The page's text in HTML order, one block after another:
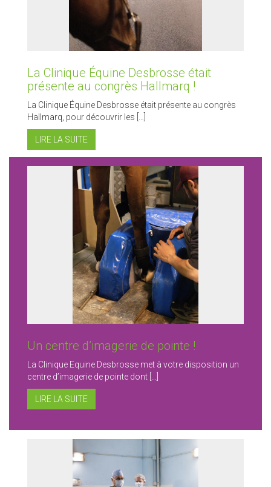
La Clinique Équine Desbrosse était
présente au congrès Hallmarq !
La Clinique Équine Desbrosse était présente au congrès
Hallmarq, pour découvrir les […]
LIRE LA SUITE
Un centre d’imagerie de pointe !
La Clinique Equine Desbrosse met à votre disposition un
centre d’imagerie de pointe dont […]
LIRE LA SUITE